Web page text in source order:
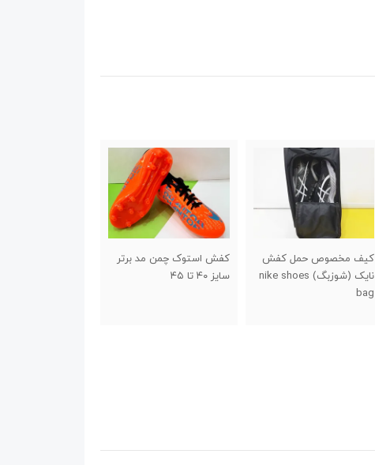
کفش استوک چمن مد برتر
سایز ۴۰ تا ۴۵
جاسوئیچی طرح کفش
استقلال